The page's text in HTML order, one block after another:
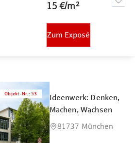
15 €/m²
Zum Exposé
Objekt-Nr. : 53
Ideenwerk: Denken,
Machen, Wachsen
81737 München